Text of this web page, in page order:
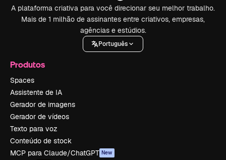
A plataforma criativa para você direcionar seu melhor trabalho.
Mais de 1 milhão de assinantes entre criativos, empresas,
agências e estúdios.
Português
Produtos
Spaces
Assistente de IA
Gerador de imagens
Gerador de vídeos
Texto para voz
Conteúdo de stock
MCP para Claude/ChatGPT New